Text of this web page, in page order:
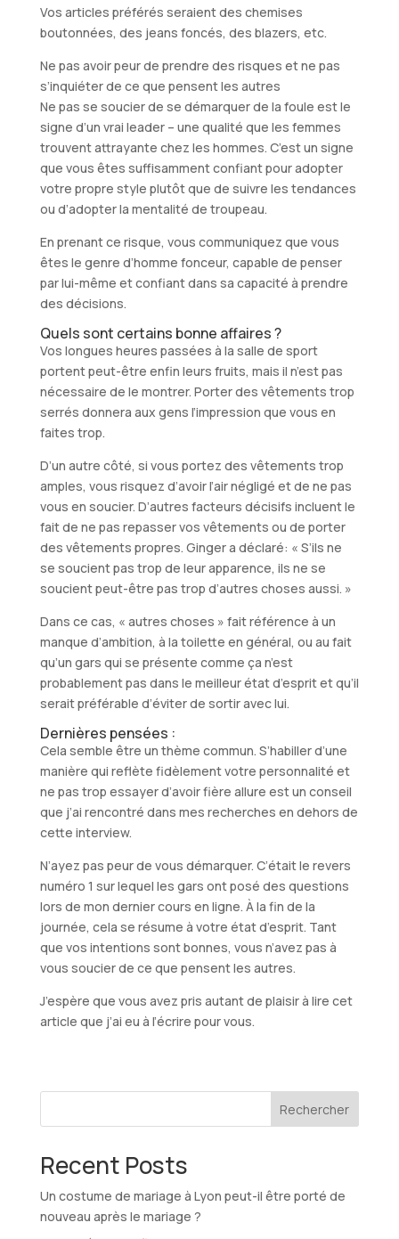
Vos articles préférés seraient des chemises
boutonnées, des jeans foncés, des blazers, etc.
Ne pas avoir peur de prendre des risques et ne pas
s’inquiéter de ce que pensent les autres
Ne pas se soucier de se démarquer de la foule est le
signe d’un vrai leader – une qualité que les femmes
trouvent attrayante chez les hommes. C’est un signe
que vous êtes suffisamment confiant pour adopter
votre propre style plutôt que de suivre les tendances
ou d’adopter la mentalité de troupeau.
En prenant ce risque, vous communiquez que vous
êtes le genre d’homme fonceur, capable de penser
par lui-même et confiant dans sa capacité à prendre
des décisions.
Quels sont certains bonne affaires ?
Vos longues heures passées à la salle de sport
portent peut-être enfin leurs fruits, mais il n’est pas
nécessaire de le montrer. Porter des vêtements trop
serrés donnera aux gens l’impression que vous en
faites trop.
D’un autre côté, si vous portez des vêtements trop
amples, vous risquez d’avoir l’air négligé et de ne pas
vous en soucier. D’autres facteurs décisifs incluent le
fait de ne pas repasser vos vêtements ou de porter
des vêtements propres. Ginger a déclaré: « S’ils ne
se soucient pas trop de leur apparence, ils ne se
soucient peut-être pas trop d’autres choses aussi. »
Dans ce cas, « autres choses » fait référence à un
manque d’ambition, à la toilette en général, ou au fait
qu’un gars qui se présente comme ça n’est
probablement pas dans le meilleur état d’esprit et qu’il
serait préférable d’éviter de sortir avec lui.
Dernières pensées :
Cela semble être un thème commun. S’habiller d’une
manière qui reflète fidèlement votre personnalité et
ne pas trop essayer d’avoir fière allure est un conseil
que j’ai rencontré dans mes recherches en dehors de
cette interview.
N’ayez pas peur de vous démarquer. C’était le revers
numéro 1 sur lequel les gars ont posé des questions
lors de mon dernier cours en ligne. À la fin de la
journée, cela se résume à votre état d’esprit. Tant
que vos intentions sont bonnes, vous n’avez pas à
vous soucier de ce que pensent les autres.
J’espère que vous avez pris autant de plaisir à lire cet
article que j’ai eu à l’écrire pour vous.
Rechercher
Recent Posts
Un costume de mariage à Lyon peut-il être porté de
nouveau après le mariage ?